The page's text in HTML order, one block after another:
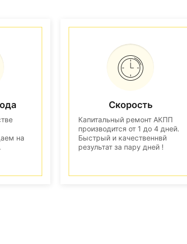
на
Скорость
Капитальный ремонт АКПП
производится от 1 до 4 дней.
Быстрый и качественнвй
результат за пару дней !